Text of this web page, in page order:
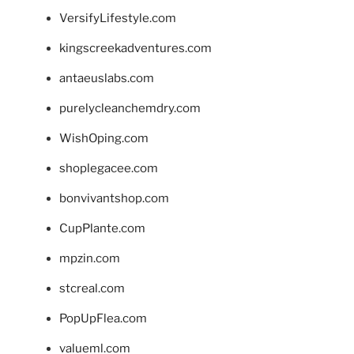
VersifyLifestyle.com
kingscreekadventures.com
antaeuslabs.com
purelycleanchemdry.com
WishOping.com
shoplegacee.com
bonvivantshop.com
CupPlante.com
mpzin.com
stcreal.com
PopUpFlea.com
valueml.com